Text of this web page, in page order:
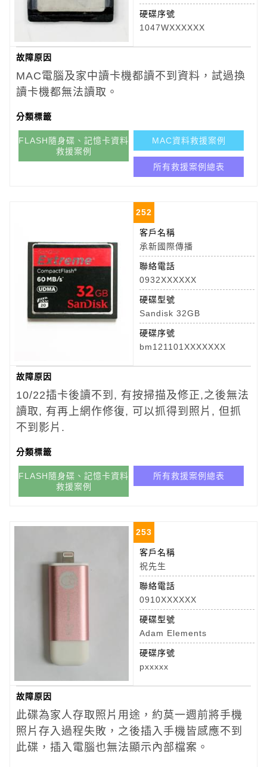
硬碟序號
1047WXXXXXX
故障原因
MAC電腦及家中讀卡機都讀不到資料，試過換
讀卡機都無法讀取。
分類標籤
FLASH隨身碟、記憶卡資料
救援案例
MAC資料救援案例
所有救援案例總表
252
客戶名稱
承新國際傳播
聯絡電話
0932XXXXXX
硬碟型號
Sandisk 32GB
硬碟序號
bm121101XXXXXXX
故障原因
10/22插卡後讀不到, 有按掃描及修正,之後無法
讀取, 有再上網作修復, 可以抓得到照片, 但抓
不到影片.
分類標籤
FLASH隨身碟、記憶卡資料
救援案例
所有救援案例總表
253
客戶名稱
祝先生
聯絡電話
0910XXXXXX
硬碟型號
Adam Elements
硬碟序號
pxxxxx
故障原因
此碟為家人存取照片用途，約莫一週前將手機
照片存入過程失敗，之後插入手機皆感應不到
此碟，插入電腦也無法顯示內部檔案。